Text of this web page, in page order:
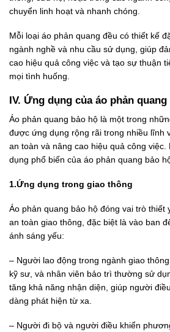
chuyển linh hoạt và nhanh chóng.
Mỗi loại áo phản quang đều có thiết kế
ngành nghề và nhu cầu sử dụng, giúp
cao hiệu quả công việc và tạo sự thuận
mọi tình huống.
IV. Ứng dụng của áo phản quang
Áo phản quang bảo hộ là một trong
được ứng dụng rộng rãi trong nhiều lĩnh
an toàn và nâng cao hiệu quả công
dụng phổ biến của áo phản quang bảo
1.Ứng dụng trong giao thông
Áo phản quang bảo hộ đóng vai trò thiết
an toàn giao thông, đặc biệt là vào ban
ánh sáng yếu:
– Người lao động trong ngành giao
kỹ sư, và nhân viên bảo trì thường sử
tăng khả năng nhận diện, giúp người
dàng phát hiện từ xa.
– Người đi bộ và người điều khiển